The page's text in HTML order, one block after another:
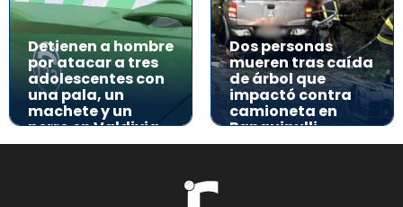
Detienen a hombre
por atacar a tres
adolescentes con
una pala, un
machete y un
perro en Valdivia
Dos personas
mueren tras caída
de árbol que
impactó contra
camioneta en
Panguipulli